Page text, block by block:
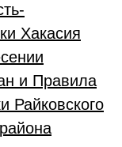
Хакасия
и Правила
Райковского